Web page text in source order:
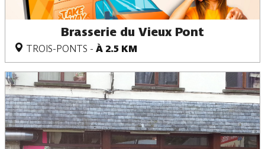
Brasserie du Vieux Pont
TROIS-PONTS - À 2.5 KM